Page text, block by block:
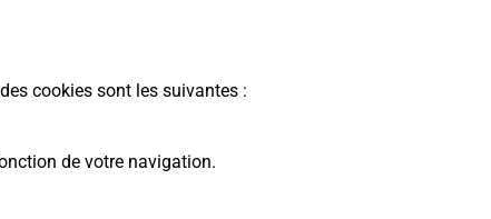
cookies sont les suivantes :
de votre navigation.